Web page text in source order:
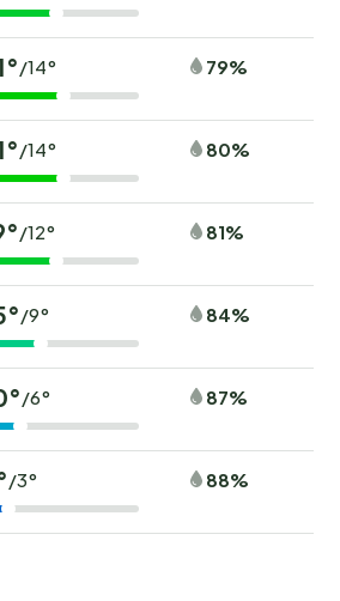
/14° 79%
/14° 80%
/12° 81%
/9° 84%
/6° 87%
/3° 88%